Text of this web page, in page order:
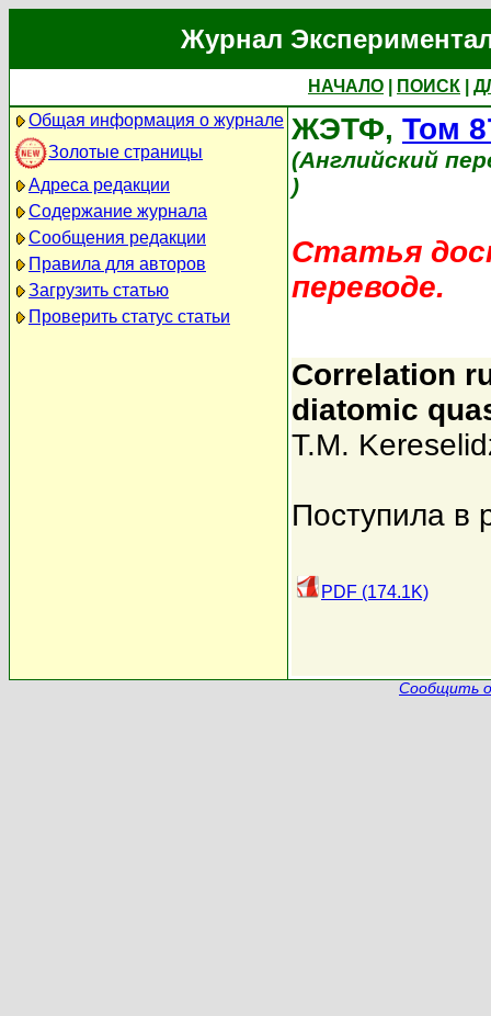
Журнал
НАЧАЛО ПОИСК
Общая информация о журнале
Золотые страницы
Адреса редакции
Содержание журнала
Сообщения редакции
Правила для авторов
Загрузить статью
Проверить статус статьи
ЖЭТФ, Том
(Английский
)
Статья
переводе.
Correlation
diatomic
T.M.
Поступила в
PDF (174.1K)
Сообщить о